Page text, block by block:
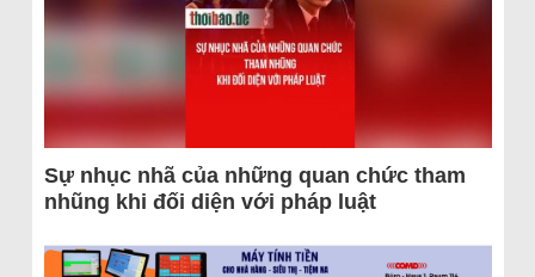
Sự nhục nhã của những quan chức tham
nhũng khi đối diện với pháp luật